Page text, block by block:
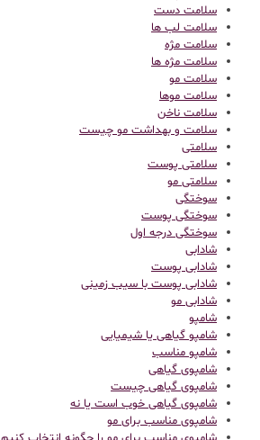
سلامت دست
سلامت لب ها
سلامت مژه
سلامت مژه ها
سلامت مو
سلامت موها
سلامت ناخن
سلامت و بهداشت مو چیست
سلامتی
سلامتی پوست
سلامتی مو
سوختگی
سوختگی پوست
سوختگی درجه اول
شادابی
شادابی پوست
شادابی پوست با سیب زمینی
شادابی مو
شامپو
شامپو گیاهی یا شیمیایی
شامپو مناسب
شامپوی گیاهی
شامپوی گیاهی چیست
شامپوی گیاهی خوب است یا نه
شامپوی مناسب برای مو